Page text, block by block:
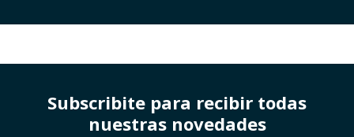
Subscribite para recibir todas
nuestras novedades